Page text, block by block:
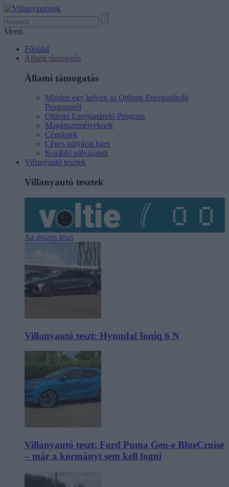
Menü
Főoldal
Állami támogatás
Állami támogatás
Minden egy helyen az Otthoni Energiatároló
Programról
Otthoni Energiatároló Program
Magánszemélyeknek
Cégeknek
Céges pályázat hírei
Korábbi pályázatok
Villanyautó tesztek
Villanyautó tesztek
Az összes teszt
Villanyautó teszt: Hyundai Ioniq 6 N
Villanyautó teszt: Ford Puma Gen-e BlueCruise
– már a kormányt sem kell fogni